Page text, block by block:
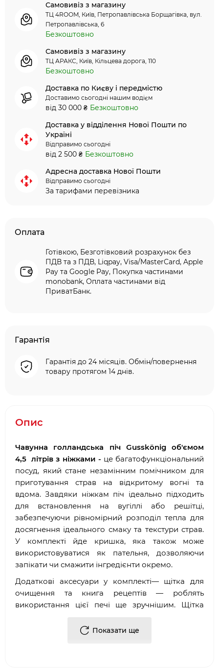
Самовивіз з магазину
ТЦ 4ROOM, Київ, Петропавлівська Борщагівка, вул.
Петропавлівська, 6
Безкоштовно
Самовивіз з магазину
ТЦ АРАКС, Київ, Кільцева дорога, 110
Безкоштовно
Доставка по Києву і передмістю
Доставимо сьогодні нашим водієм
від 30 000 ₴ Безкоштовно
Доставка у відділення Нової Пошти по
Україні
Відправимо сьогодні
від 2 500 ₴ Безкоштовно
Адресна доставка Нової Пошти
Відправимо сьогодні
За тарифами перевізника
Оплата
Готівкою, Безготівковий розрахунок без
ПДВ та з ПДВ, Liqpay, Visa/MasterCard, Apple
Pay та Google Pay, Покупка частинами
monobank, Оплата частинами від
ПриватБанк.
Гарантія
Гарантія до 24 місяців. Обмін/повернення
товару протягом 14 днів.
Опис
Чавунна голландська піч Gusskönig об'ємом
4,5 літрів з ніжками - це багатофункціональний
посуд, який стане незамінним помічником для
приготування страв на відкритому вогні та
вдома. Завдяки ніжкам піч ідеально підходить
для встановлення на вугіллі або решітці,
забезпечуючи рівномірний розподіл тепла для
досягнення ідеального смаку та текстури страв.
У комплекті йде кришка, яка також може
використовуватися як пательня, дозволяючи
запікати чи смажити інгредієнти окремо.
Додаткові аксесуари у комплекті— щітка для
очищення та книга рецептів — роблять
використання цієї печі ще зручнішим. Щітка
поверхні, а книга рецептів надихне вас на
Показати ще